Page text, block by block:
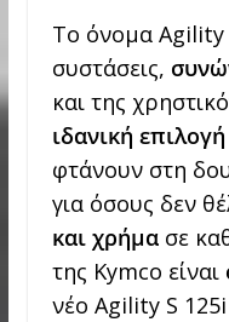
Το όνομα Agility
συστάσεις,
και της
ιδανική επιλογή
φτάνουν στη
για όσους δεν
και χρήμασε
της Kymco είναι
νέο Agility S